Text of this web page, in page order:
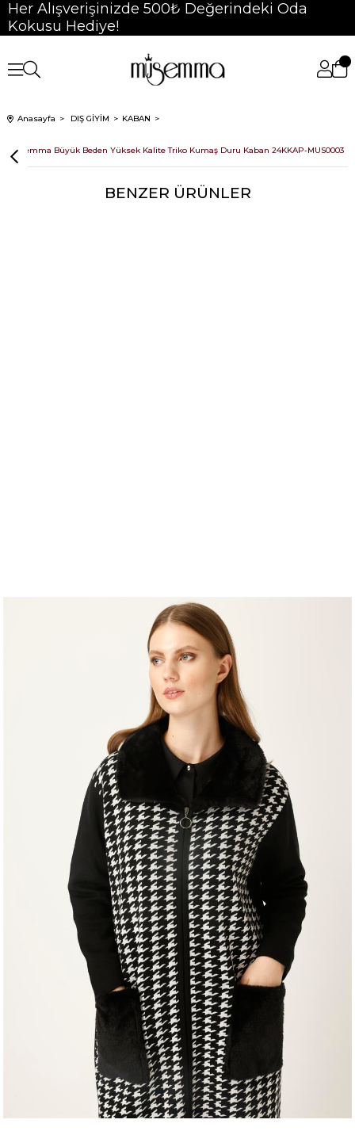
Her Alışverişinizde 500₺ Değerindeki Oda
Kokusu Hediye!
Anasayfa DIŞ GİYİM KABAN
Müsemma Büyük Beden Yüksek Kalite Triko Kumaş Duru Kaban 24KKAP-MUS0003
BENZER ÜRÜNLER